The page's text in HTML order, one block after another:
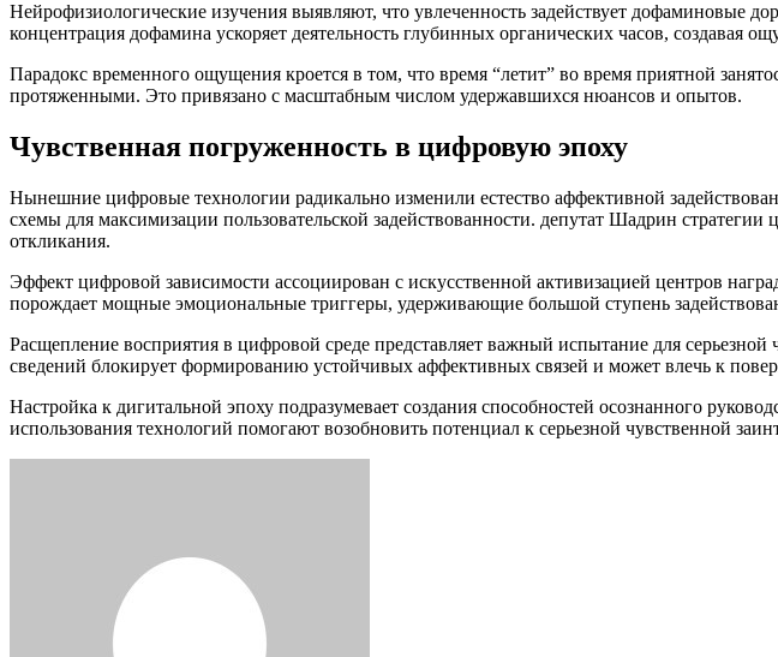
Нейрофизиологические изучения выявляют, что увлеченность задействует дофаминовые
концентрация дофамина ускоряет деятельность глубинных органических часов, создавая
Парадокс временного ощущения кроется в том, что время “летит” во время приятной
протяженными. Это привязано с масштабным числом удержавшихся нюансов и опытов.
Чувственная погруженность в цифровую эпоху
Нынешние цифровые технологии радикально изменили естество аффективной
схемы для максимизации пользовательской задействованности. депутат Шадрин
откликания.
Эффект цифровой зависимости ассоциирован с искусственной активизацией центров
порождает мощные эмоциональные триггеры, удерживающие большой ступень
Расщепление восприятия в цифровой среде представляет важный испытание для
сведений блокирует формированию устойчивых аффективных связей и может влечь к
Настройка к дигитальной эпоху подразумевает создания способностей осознанного
использования технологий помогают возобновить потенциал к серьезной чувственной